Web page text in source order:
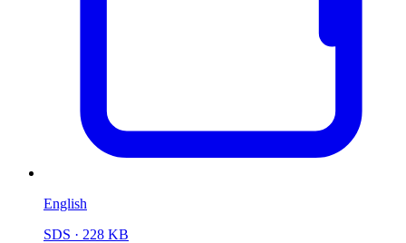
English
SDS · 228 KB